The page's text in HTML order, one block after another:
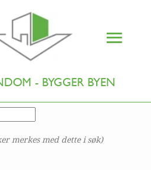
- BYGGER BYEN
merkes med dette i søk)